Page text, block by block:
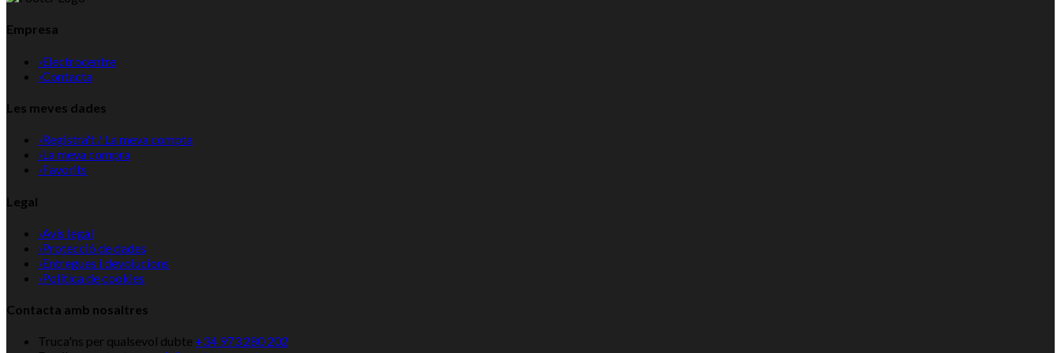
Empresa
›Electrocentre
›Contacta
Les meves dades
›Registra't / La meva compta
›La meva compra
›Favorits
Legal
›Avís legal
›Protecció de dades
›Entregues i devolucions
›Política de cookies
Contacta amb nosaltres
Truca'ns per qualsevol dubte +34 973 280 202